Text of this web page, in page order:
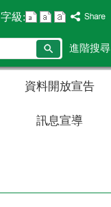
字級:
搜
尋
進階搜尋
資料開放宣告
訊息宣導